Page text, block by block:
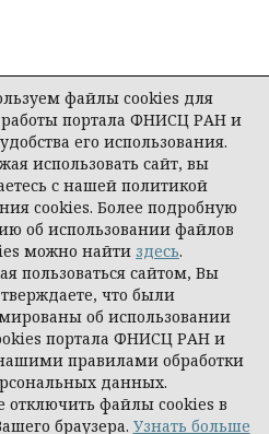
персональных
методы,
файлы cookies для
портала ФНИСЦ РАН и
его использования.
использовать сайт, вы
с нашей политикой
cookies. Более подробную
об использовании файлов
можно найти здесь.
пользоваться сайтом, Вы
что были
об использовании
портала ФНИСЦ РАН и
правилами обработки
данных.
отключить файлы cookies в
браузера. Узнать больше